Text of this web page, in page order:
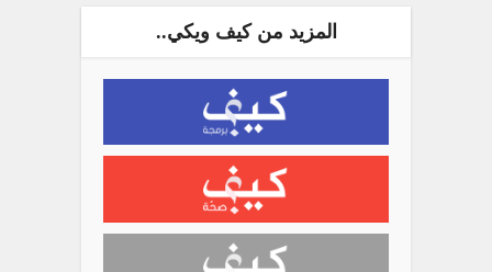
المزيد من كيف ويكي..